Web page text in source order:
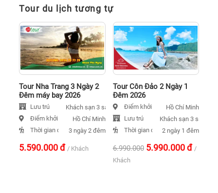
Tour du lịch tương tự
Tour Nha Trang 3 Ngày 2
Đêm máy bay 2026
Lưu trú
Khách sạn 3 sao
Điểm khởi hành Hồ Chí Minh
Thời gian đi
3 ngày 2 đêm
5.590.000đ / Khách
Tour Côn Đảo 2 Ngày 1
Đêm 2026
Điểm khởi hànhHồ Chí Minh
Lưu trú
Khách sạn 3 sao
Thời gian đi
2 ngày 1 đêm
6.990.000 5.990.000đ /
Khách